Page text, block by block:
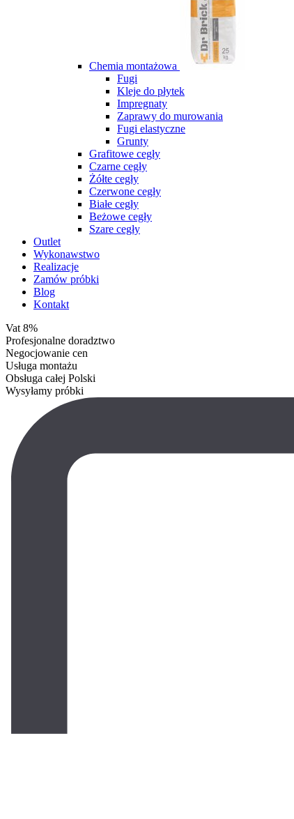
Chemia montażowa
Fugi
Kleje do płytek
Impregnaty
Zaprawy do murowania
Fugi elastyczne
Grunty
Grafitowe cegły
Czarne cegły
Żółte cegły
Czerwone cegły
Białe cegły
Beżowe cegły
Szare cegły
Outlet
Wykonawstwo
Realizacje
Zamów próbki
Blog
Kontakt
Vat 8%
Profesjonalne doradztwo
Negocjowanie cen
Usługa montażu
Obsługa całej Polski
Wysyłamy próbki